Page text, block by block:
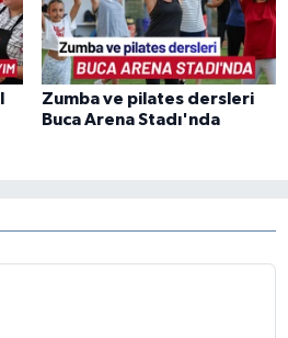
Zumba ve pilates dersleri
Buca Arena Stadı'nda